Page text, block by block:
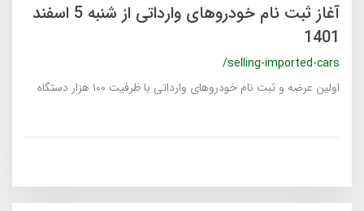
آغاز ثبت‌ نام خودروهای وارداتی از شنبه 5 اسفند
1401
/selling-imported-cars
اولین عرضه و ثبت نام خودروهای وارداتی با ظرفیت ۱۰۰ هزار دستگاه